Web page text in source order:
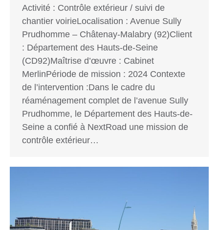
Activité : Contrôle extérieur / suivi de
chantier voirieLocalisation : Avenue Sully
Prudhomme – Châtenay-Malabry (92)Client
: Département des Hauts-de-Seine
(CD92)Maîtrise d’œuvre : Cabinet
MerlinPériode de mission : 2024 Contexte
de l’intervention :Dans le cadre du
réaménagement complet de l’avenue Sully
Prudhomme, le Département des Hauts-de-
Seine a confié à NextRoad une mission de
contrôle extérieur…